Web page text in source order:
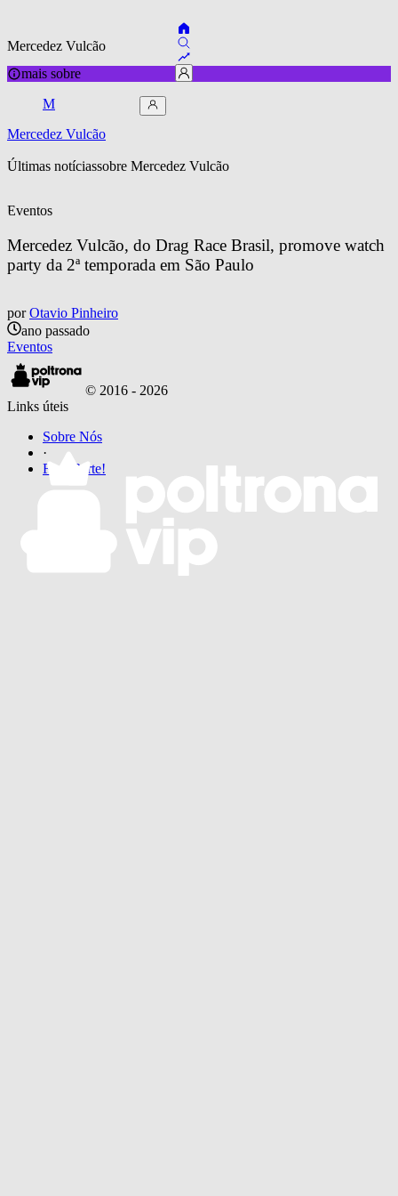
Mercedez Vulcão
mais sobre
M
Mercedez Vulcão
Últimas notíciassobre Mercedez Vulcão
Eventos
Mercedez Vulcão, do Drag Race Brasil, promove watch
party da 2ª temporada em São Paulo
por Otavio Pinheiro
ano passado
Eventos
© 2016 - 2026
Links úteis
Sobre Nós
·
Faça Parte!